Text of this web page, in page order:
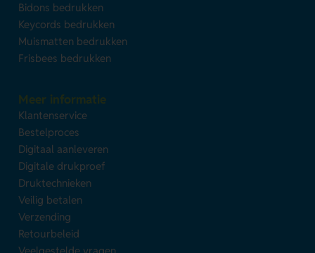
Bidons bedrukken
Keycords bedrukken
Muismatten bedrukken
Frisbees bedrukken
Meer informatie
Klantenservice
Bestelproces
Digitaal aanleveren
Digitale drukproef
Druktechnieken
Veilig betalen
Verzending
Retourbeleid